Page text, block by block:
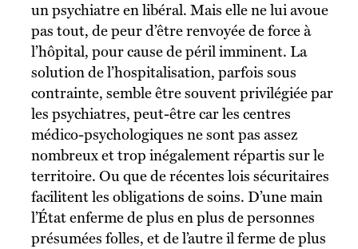
un psychiatre en libéral. Mais elle ne lui avoue
pas tout, de peur d’être renvoyée de force à
l’hôpital, pour cause de péril imminent. La
solution de l’hospitalisation, parfois sous
contrainte, semble être souvent privilégiée par
les psychiatres, peut-être car les centres
médico-psychologiques ne sont pas assez
nombreux et trop inégalement répartis sur le
territoire. Ou que de récentes lois sécuritaires
facilitent les obligations de soins. D’une main
l’État enferme de plus en plus de personnes
présumées folles, et de l’autre il ferme de plus